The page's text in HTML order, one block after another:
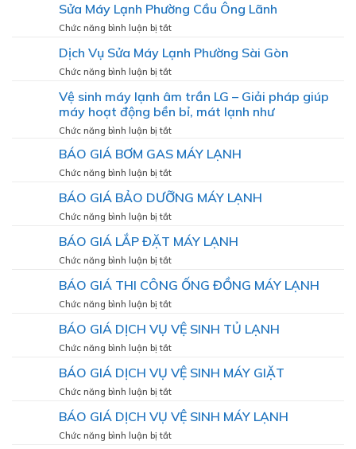
Sửa Máy Lạnh Phường Cầu Ông Lãnh
Chức năng bình luận bị tắtở
Máy
Lạnh
Cầu
Ông
Dịch Vụ Sửa Máy Lạnh Phường Sài Gòn
Chức năng bình luận bị tắtở
Vụ
Sửa
Phường
Gòn
Vệ sinh máy lạnh âm trần LG – Giải pháp giúp
máy hoạt động bền bỉ, mát lạnh như
Chức năng bình luận bị tắtở
sinh
máy
âm
–
pháp
giúp
máy
hoạt
động
bền
bỉ,
lạnh
BÁO GIÁ BƠM GAS MÁY LẠNH
Chức năng bình luận bị tắtở
GIÁ
BƠM
MÁY
BÁO GIÁ BẢO DƯỠNG MÁY LẠNH
Chức năng bình luận bị tắtở
GIÁ
BẢO
MÁY
BÁO GIÁ LẮP ĐẶT MÁY LẠNH
Chức năng bình luận bị tắtở
GIÁ
LẮP
MÁY
BÁO GIÁ THI CÔNG ỐNG ĐỒNG MÁY LẠNH
Chức năng bình luận bị tắtở
GIÁ
THI
ỐNG
MÁY
LẠNH
BÁO GIÁ DỊCH VỤ VỆ SINH TỦ LẠNH
Chức năng bình luận bị tắtở
GIÁ
DỊCH
VỆ
TỦ
BÁO GIÁ DỊCH VỤ VỆ SINH MÁY GIẶT
Chức năng bình luận bị tắtở
GIÁ
DỊCH
BÁO GIÁ DỊCH VỤ VỆ SINH MÁY LẠNH
Chức năng bình luận bị tắtở